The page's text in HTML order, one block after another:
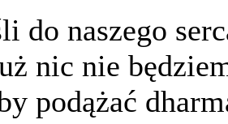
do naszego
nic nie
podążać